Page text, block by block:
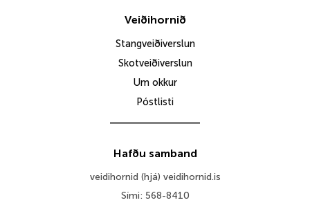
Veiðihornið
Stangveiðiverslun
Skotveiðiverslun
Um okkur
Póstlisti
Hafðu samband
veidihornid (hjá) veidihornid.is
Sími: 568-8410